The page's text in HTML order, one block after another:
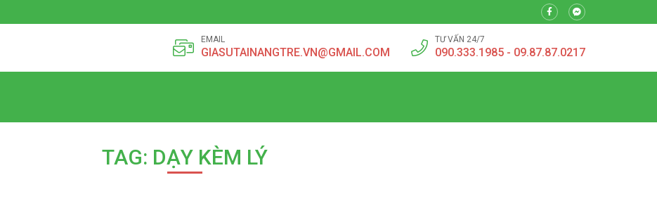
EMAIL
GIASUTAINANGTRE.VN@GMAIL.COM
TƯ VẤN 24/7
090.333.1985 - 09.87.87.0217
TAG: DẠY KÈM LÝ